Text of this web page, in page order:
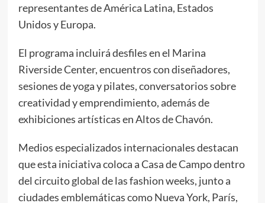
representantes de América Latina, Estados
Unidos y Europa.
El programa incluirá desfiles en el Marina
Riverside Center, encuentros con diseñadores,
sesiones de yoga y pilates, conversatorios sobre
creatividad y emprendimiento, además de
exhibiciones artísticas en Altos de Chavón.
Medios especializados internacionales destacan
que esta iniciativa coloca a Casa de Campo dentro
del circuito global de las fashion weeks, junto a
ciudades emblemáticas como Nueva York, París,